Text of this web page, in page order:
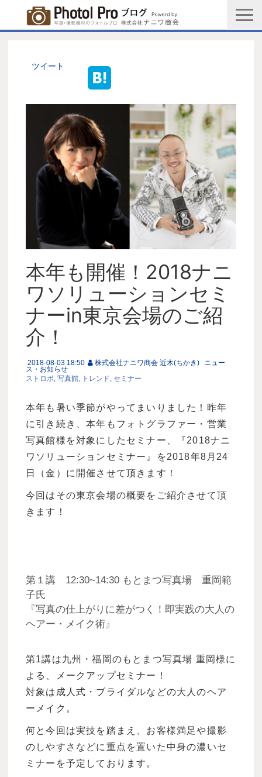
メルマガ登録
PGC新規登録申込み
写真館協会新規登録申込み
お問い合わせ
ツイート
本年も開催！2018ナニ
ワソリューションセミ
ナーin東京会場のご紹
介！
2018-08-03 18:50 株式会社ナニワ商会 近木(ちかき) ニュー
ス・お知らせ
ストロボ 写真館 トレンド セミナー
本年も暑い季節がやってまいりました！昨年
に引き続き、本年もフォトグラファー・営業
写真館様を対象にしたセミナー、『2018ナニ
ワソリューションセミナー』を2018年8月24
日（金）に開催させて頂きます！
今回はその東京会場の概要をご紹介させて頂
きます！
第１講 12:30~14:30 もとまつ写真場 重岡範
子氏
『写真の仕上がりに差がつく！即実践の大人の
ヘアー・メイク術』
第1講は九州・福岡のもとまつ写真場 重岡様に
よる、メークアップセミナー！
対象は成人式・ブライダルなどの大人のヘア
ーメイク。
何と今回は実技を踏まえ、お客様満足や撮影
のしやすさなどに重点を置いた中身の濃いセ
ミナーを予定しております。